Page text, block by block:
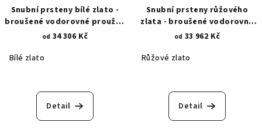
Snubní prsteny bílé zlato -
broušené vodorovné proužky
se zirkony 670
od 34 306 Kč
Bílé zlato
Detail
Snubní prsteny růžového
zlata - broušené vodorovné
proužky se zirkony 670.2
od 33 962 Kč
Růžové zlato
Detail